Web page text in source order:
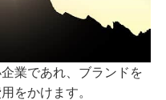
業であれ、ブランドを
をかけます。